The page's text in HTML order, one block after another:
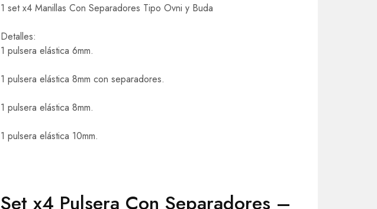
1 set x4 Manillas Con Separadores Tipo Ovni y Buda
Detalles:
1 pulsera elástica 6mm.
1 pulsera elástica 8mm con separadores.
1 pulsera elástica 8mm.
1 pulsera elástica 10mm.
Set x4 Pulsera Con Separadores –